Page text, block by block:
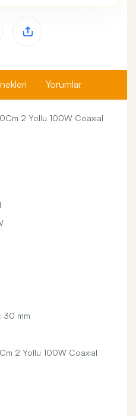
Yorumlar
2 Yollu 100W Coaxial
30 mm
2 Yollu 100W Coaxial